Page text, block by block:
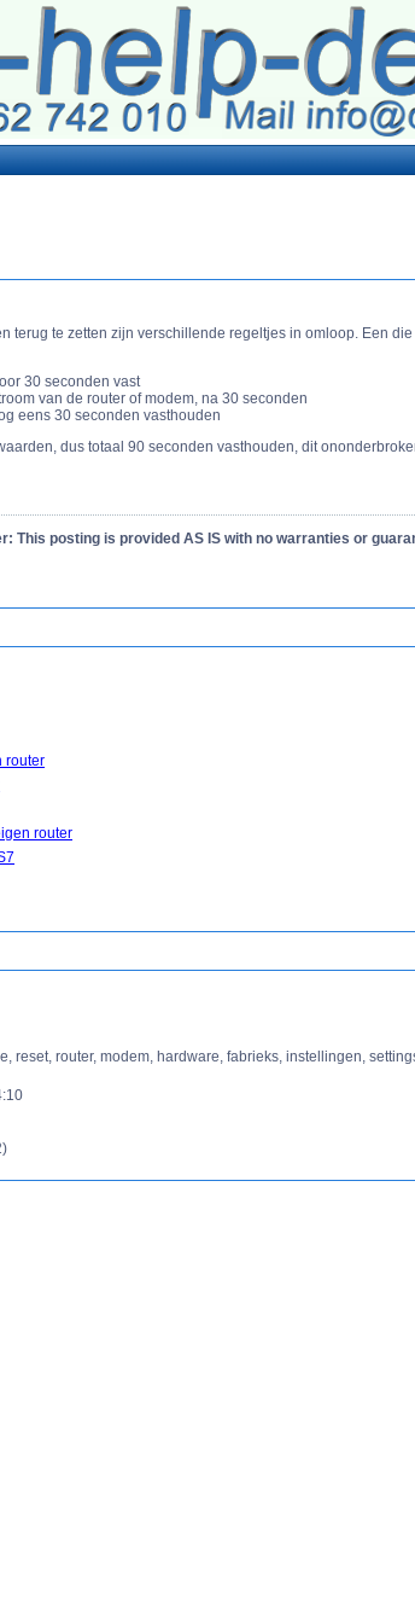
terug te zetten zijn verschillende regeltjes in omloop. Een
30 seconden vast
van de router of modem, na 30 seconden
eens 30 seconden vasthouden
dus totaal 90 seconden vasthouden, dit
This posting is provided AS IS with no warranties or
router
router
reset, router, modem, hardware, fabrieks, instellingen,